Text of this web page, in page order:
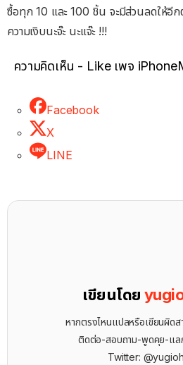
ซื้อทุก 10 และ 100 ชิ้น จะมีส่วนลดให้อี
ความเงิบนะจ๊ะ นะแจ๊ะ !!!
ความคิดเห็น - Like เพจ
Facebook
X
LINE
เขียนโดย
หากตรงไหนแปลหรือเขียนผิดส
ติดต่อ-สอบถาม-พูดคุย-แล
Twitter: